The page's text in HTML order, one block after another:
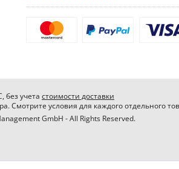
без учета стоимости доставки
Смотрите условия для каждого отдельного
GmbH - All Rights Reserved.